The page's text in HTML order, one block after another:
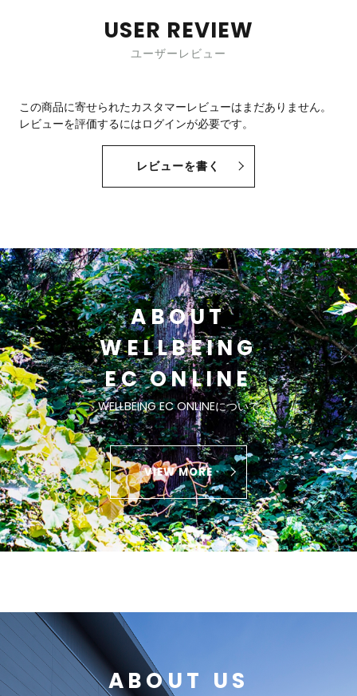
USER REVIEW
ユーザーレビュー
この商品に寄せられたカスタマーレビューはまだありません。
レビューを評価するにはログインが必要です。
レビューを書く
ABOUT
WELLBEING
EC ONLINE
WELLBEING EC ONLINEについて
VIEW MORE
ABOUT US